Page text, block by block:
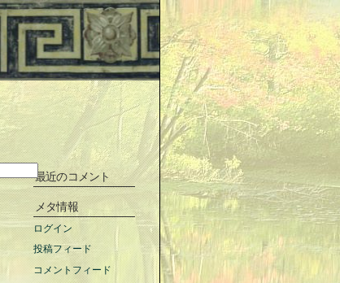
最近のコメント
メタ情報
ログイン
投稿フィード
コメントフィード